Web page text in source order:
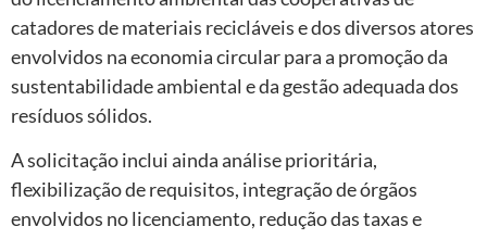
catadores de materiais recicláveis e dos diversos atores
envolvidos na economia circular para a promoção da
sustentabilidade ambiental e da gestão adequada dos
resíduos sólidos.
A solicitação inclui ainda análise prioritária,
flexibilização de requisitos, integração de órgãos
envolvidos no licenciamento, redução das taxas e